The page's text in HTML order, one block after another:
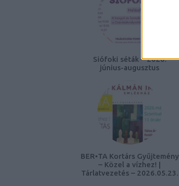
Siófoki séták – 2026.
június-augusztus
BER•TA Kortárs Gyűjtemény
– Közel a vízhez! |
Tárlatvezetés – 2026.05.23.